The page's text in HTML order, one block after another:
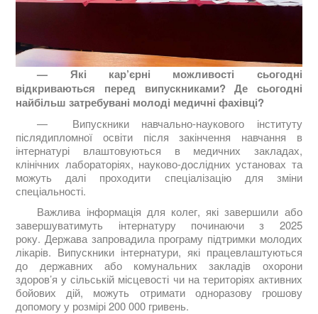
— Які кар’єрні можливості сьогодні
відкриваються перед випускниками? Де сьогодні
найбільш затребувані молоді медичні фахівці?
— Випускники навчально-наукового інституту
післядипломної освіти після закінчення навчання в
інтернатурі влаштовуються в медичних закладах,
клінічних лабораторіях, науково-дослідних установах та
можуть далі проходити спеціалізацію для зміни
спеціальності.
Важлива інформація для колег, які завершили або
завершуватимуть інтернатуру починаючи з 2025
року. Держава запровадила програму підтримки молодих
лікарів. Випускники інтернатури, які працевлаштуються
до державних або комунальних закладів охорони
здоров’я у сільській місцевості чи на територіях активних
бойових дій, можуть отримати одноразову грошову
допомогу у розмірі 200 000 гривень.